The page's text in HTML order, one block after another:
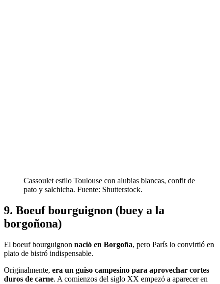
Cassoulet estilo Toulouse con alubias blancas, confit de
pato y salchicha. Fuente: Shutterstock.
9. Boeuf bourguignon (buey a la
borgoñona)
El boeuf bourguignon nació en Borgoña, pero París lo convirtió en
plato de bistró indispensable.
Originalmente, era un guiso campesino para aprovechar cortes
duros de carne. A comienzos del siglo XX empezó a aparecer en